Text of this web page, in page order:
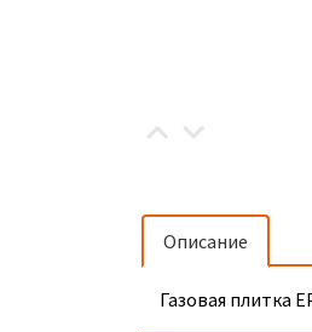
Описание
Газовая плитка